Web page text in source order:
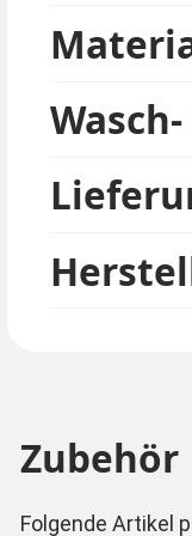
Zubehör
Folgende Artikel